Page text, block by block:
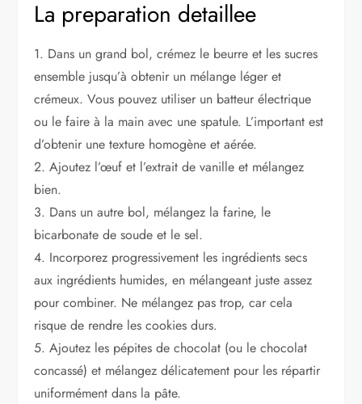
La preparation detaillee
1. Dans un grand bol, crémez le beurre et les sucres
ensemble jusqu’à obtenir un mélange léger et
crémeux. Vous pouvez utiliser un batteur électrique
ou le faire à la main avec une spatule. L’important est
d’obtenir une texture homogène et aérée.
2. Ajoutez l’œuf et l’extrait de vanille et mélangez
bien.
3. Dans un autre bol, mélangez la farine, le
bicarbonate de soude et le sel.
4. Incorporez progressivement les ingrédients secs
aux ingrédients humides, en mélangeant juste assez
pour combiner. Ne mélangez pas trop, car cela
risque de rendre les cookies durs.
5. Ajoutez les pépites de chocolat (ou le chocolat
concassé) et mélangez délicatement pour les répartir
uniformément dans la pâte.